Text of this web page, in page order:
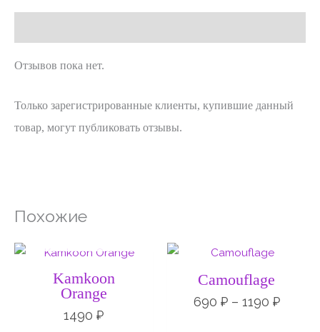
Отзывов пока нет.
Только зарегистрированные клиенты, купившие данный
товар, могут публиковать отзывы.
Похожие
Kamkoon
Orange
1490 ₽
Camouflage
690 ₽ – 1190 ₽1190 ₽